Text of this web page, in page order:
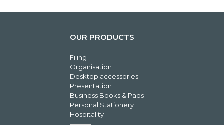
OUR PRODUCTS
Filing
Organisation
Desktop accessories
Presentation
Business Books & Pads
Personal Stationery
Hospitality